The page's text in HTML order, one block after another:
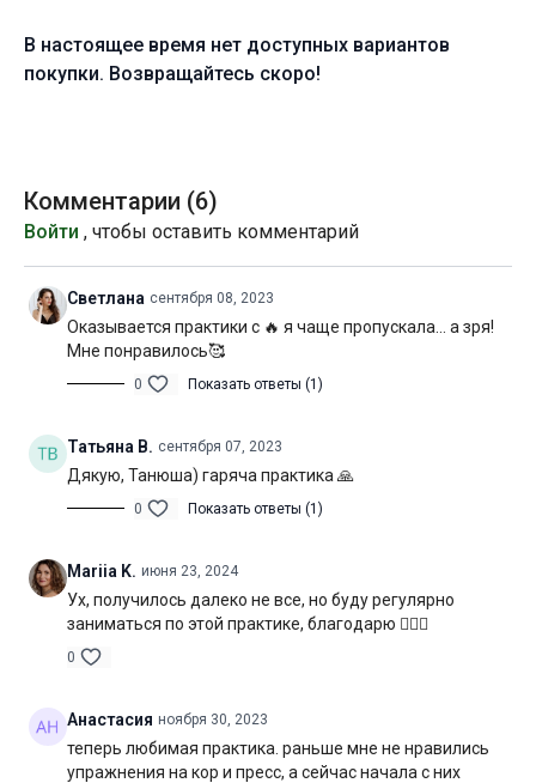
Пожалуйста, рассчитывайте свои силы и, если почувствуйте,
что запястья перегружены, выполняйте планку с опорой на
Уровень подготовки:средний (B)
Цель:освоение и стабилизация васиштхасаны
Специфика:
стато-динамическая практика с акцентом на
укрепление мышц кора и плеч
Нагрузка:средняя
Продолжительность:60 мин. (включая шавасану)
В настоящее время нет доступных вариантов
покупки. Возвращайтесь скоро!
Комментарии (6)
Войти , чтобы оставить комментарий
Светлана сентября 08, 2023
Оказывается практики с 🔥 я чаще пропускала… а зря!
Мне понравилось🥰
0 Показать ответы (1)
Татьяна В. сентября 07, 2023
Дякую, Танюша) гаряча практика 🙏
0 Показать ответы (1)
Mariia K. июня 23, 2024
Ух, получилось далеко не все, но буду регулярно
заниматься по этой практике, благодарю 🤸🏻‍♀️
0
Анастасия ноября 30, 2023
теперь любимая практика. раньше мне не нравились
упражнения на кор и пресс, а сейчас начала с них